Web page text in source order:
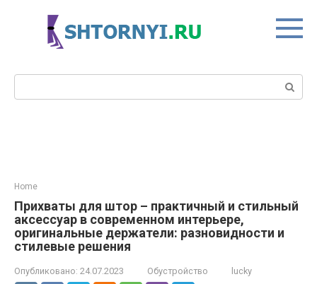
Поиск:
Home
Прихваты для штор – практичный и стильный
аксессуар в современном интерьере,
оригинальные держатели: разновидности и
стилевые решения
Опубликовано: 24.07.2023 Обустройство lucky